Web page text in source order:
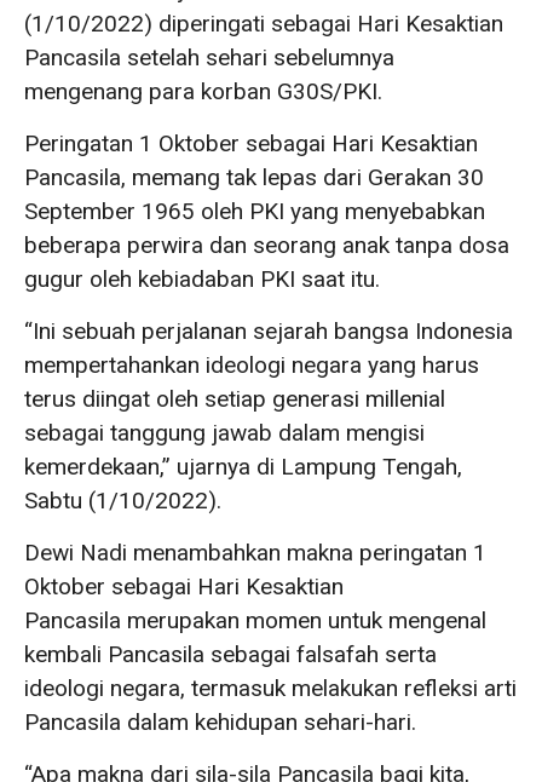
(1/10/2022) diperingati sebagai Hari Kesaktian
Pancasila setelah sehari sebelumnya
mengenang para korban G30S/PKI.
Peringatan 1 Oktober sebagai Hari Kesaktian
Pancasila, memang tak lepas dari Gerakan 30
September 1965 oleh PKI yang menyebabkan
beberapa perwira dan seorang anak tanpa dosa
gugur oleh kebiadaban PKI saat itu.
“Ini sebuah perjalanan sejarah bangsa Indonesia
mempertahankan ideologi negara yang harus
terus diingat oleh setiap generasi millenial
sebagai tanggung jawab dalam mengisi
kemerdekaan,” ujarnya di Lampung Tengah,
Sabtu (1/10/2022).
Dewi Nadi menambahkan makna peringatan 1
Oktober sebagai Hari Kesaktian
Pancasila merupakan momen untuk mengenal
kembali Pancasila sebagai falsafah serta
ideologi negara, termasuk melakukan refleksi arti
Pancasila dalam kehidupan sehari-hari.
“Apa makna dari sila-sila Pancasila bagi kita,